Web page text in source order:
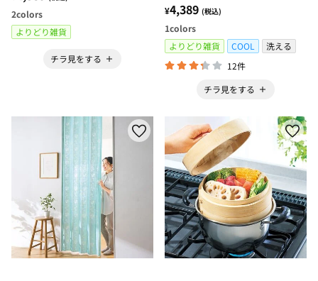
2colors
よりどり雑貨
チラ見をする
¥4,389 (税込)
1colors
よりどり雑貨
COOL
洗える
12件
チラ見をする